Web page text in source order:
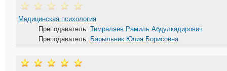
Медицинская психология
Преподаватель: Тимраляев Рамиль Абдулкадирович
Преподаватель:
Барыльник Юлия Борисовна